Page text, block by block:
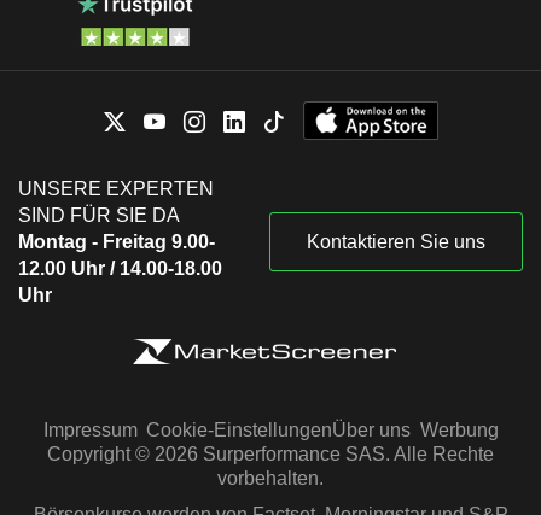
UNSERE EXPERTEN
SIND FÜR SIE DA
Montag - Freitag 9.00-
12.00 Uhr / 14.00-18.00
Uhr
Kontaktieren Sie uns
Impressum Cookie-EinstellungenÜber uns Werbung
Copyright © 2026 Surperformance SAS. Alle Rechte
vorbehalten.